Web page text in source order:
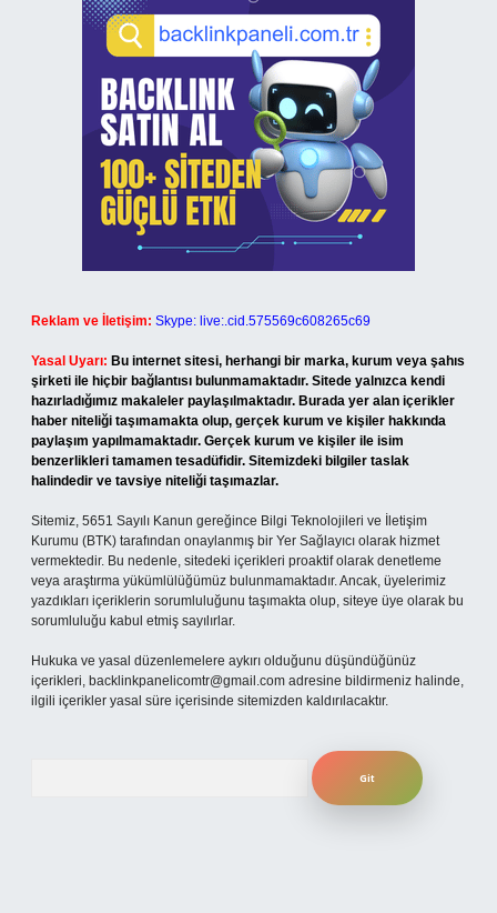
Reklam ve İletişim: Skype: live:.cid.575569c608265c69
Yasal Uyarı: Bu internet sitesi, herhangi bir marka, kurum veya şahıs
şirketi ile hiçbir bağlantısı bulunmamaktadır. Sitede yalnızca kendi
hazırladığımız makaleler paylaşılmaktadır. Burada yer alan içerikler
haber niteliği taşımamakta olup, gerçek kurum ve kişiler hakkında
paylaşım yapılmamaktadır. Gerçek kurum ve kişiler ile isim
benzerlikleri tamamen tesadüfidir. Sitemizdeki bilgiler taslak
halindedir ve tavsiye niteliği taşımazlar.
Sitemiz, 5651 Sayılı Kanun gereğince Bilgi Teknolojileri ve İletişim
Kurumu (BTK) tarafından onaylanmış bir Yer Sağlayıcı olarak hizmet
vermektedir. Bu nedenle, sitedeki içerikleri proaktif olarak denetleme
veya araştırma yükümlülüğümüz bulunmamaktadır. Ancak, üyelerimiz
yazdıkları içeriklerin sorumluluğunu taşımakta olup, siteye üye olarak bu
sorumluluğu kabul etmiş sayılırlar.
Hukuka ve yasal düzenlemelere aykırı olduğunu düşündüğünüz
içerikleri, backlinkpanelicomtr@gmail.com adresine bildirmeniz halinde,
ilgili içerikler yasal süre içerisinde sitemizden kaldırılacaktır.